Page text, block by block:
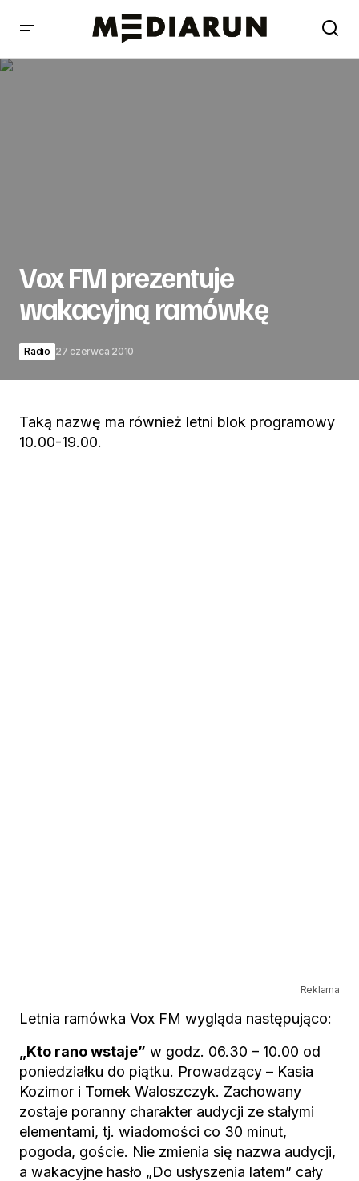
Vox FM prezentuje
wakacyjną ramówkę
Radio 27 czerwca 2010
Taką nazwę ma również letni blok programowy
10.00-19.00.
Reklama
Letnia ramówka Vox FM wygląda następująco:
„Kto rano wstaje” w godz. 06.30 – 10.00 od
poniedziałku do piątku. Prowadzący – Kasia
Kozimor i Tomek Waloszczyk. Zachowany
zostaje poranny charakter audycji ze stałymi
elementami, tj. wiadomości co 30 minut,
pogoda, goście. Nie zmienia się nazwa audycji,
a wakacyjne hasło „Do usłyszenia latem” cały